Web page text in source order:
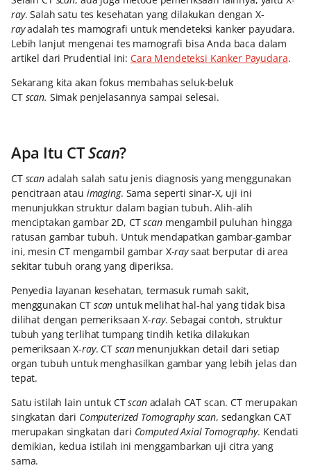
ray. Salah satu tes kesehatan yang dilakukan dengan X-
rayadalah tes mamografi untuk mendeteksi kanker payudara.
Lebih lanjut mengenai tes mamografi bisa Anda baca dalam
artikel dari Prudential ini: Cara Mendeteksi Kanker Payudara.
Sekarang kita akan fokus membahas seluk-beluk
CTscan. Simak penjelasannya sampai selesai.
Apa Itu CTScan?
CT scan adalah salah satu jenis diagnosis yang menggunakan
pencitraan atau imaging. Sama seperti sinar-X, uji ini
menunjukkan struktur dalam bagian tubuh. Alih-alih
menciptakan gambar 2D, CTscanmengambil puluhan hingga
ratusan gambar tubuh. Untuk mendapatkan gambar-gambar
ini, mesin CT mengambil gambar X-raysaat berputar di area
sekitar tubuh orang yang diperiksa.
Penyedia layanan kesehatan, termasuk rumah sakit,
menggunakan CT scan untuk melihat hal-hal yang tidak bisa
dilihat dengan pemeriksaan X-ray. Sebagai contoh, struktur
tubuh yang terlihat tumpang tindih ketika dilakukan
pemeriksaan X-ray. CT scanmenunjukkan detail dari setiap
organ tubuh untuk menghasilkan gambar yang lebih jelas dan
tepat.
Satu istilah lain untuk CTscanadalah CAT scan. CT merupakan
singkatan dari Computerized Tomography scan, sedangkan CAT
merupakan singkatan dari Computed Axial Tomography. Kendati
demikian, kedua istilah ini menggambarkan uji citra yang
sama.